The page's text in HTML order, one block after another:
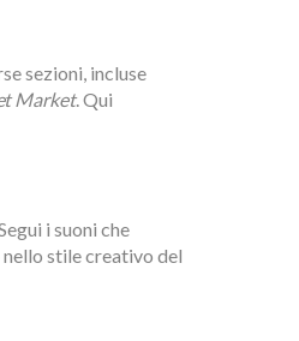
sezioni, incluse
Market. Qui
i suoni che
stile creativo del